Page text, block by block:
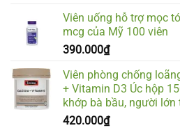
Viên uống hỗ trợ mọc
mcg của Mỹ 100 viên
390.000₫
Viên phòng chống
+ Vitamin D3 Úc hộp
khớp bà bầu, người lớn
420.000₫